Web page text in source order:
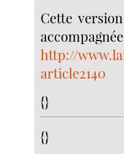
Cette
http://
article2140
{}
{}